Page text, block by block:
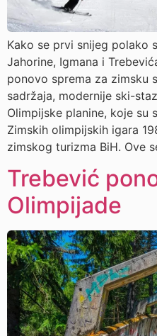
Kako se prvi snijeg polako
Jahorine, Igmana i
ponovo sprema za zimsku
sadržaja, modernije ski-
Olimpijske planine, koje su
Zimskih olimpijskih igara
zimskog turizma BiH. Ove
Trebević
Olimpijade